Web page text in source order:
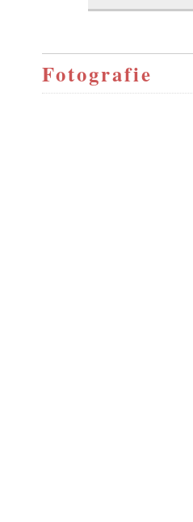
Fotografie